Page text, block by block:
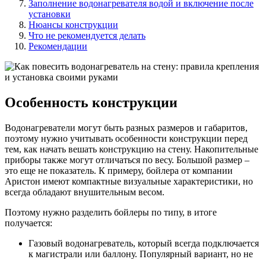
Заполнение водонагревателя водой и включение после
установки
Нюансы конструкции
Что не рекомендуется делать
Рекомендации
Особенность конструкции
Водонагреватели могут быть разных размеров и габаритов,
поэтому нужно учитывать особенности конструкции перед
тем, как начать вешать конструкцию на стену. Накопительные
приборы также могут отличаться по весу. Большой размер –
это еще не показатель. К примеру, бойлера от компании
Аристон имеют компактные визуальные характеристики, но
всегда обладают внушительным весом.
Поэтому нужно разделить бойлеры по типу, в итоге
получается:
Газовый водонагреватель, который всегда подключается
к магистрали или баллону. Популярный вариант, но не